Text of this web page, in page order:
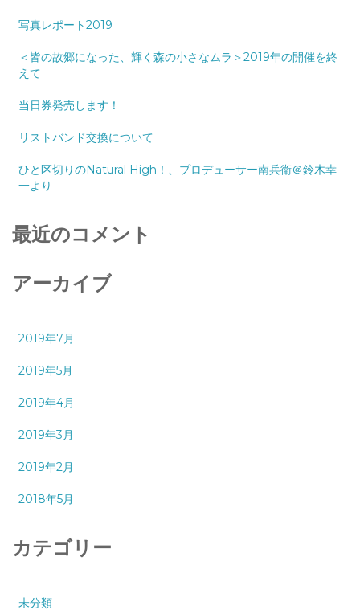
写真レポート2019
＜皆の故郷になった、輝く森の小さなムラ＞2019年の開催を終
えて
当日券発売します！
リストバンド交換について
ひと区切りのNatural High！、プロデューサー南兵衛＠鈴木幸
一より
最近のコメント
アーカイブ
2019年7月
2019年5月
2019年4月
2019年3月
2019年2月
2018年5月
カテゴリー
未分類